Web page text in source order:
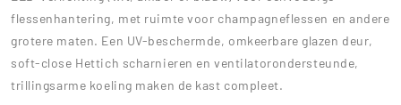
flessenhantering, met ruimte voor champagneflessen en andere
grotere maten. Een UV-beschermde, omkeerbare glazen deur,
soft-close Hettich scharnieren en ventilatorondersteunde,
trillingsarme koeling maken de kast compleet.